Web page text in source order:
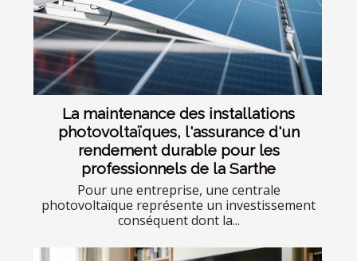
La maintenance des installations
photovoltaïques, l'assurance d'un
rendement durable pour les
professionnels de la Sarthe
Pour une entreprise, une centrale
photovoltaïque représente un investissement
conséquent dont la...